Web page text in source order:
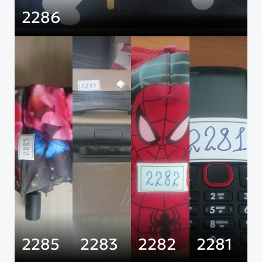
2286
2285 2283 2282 2281